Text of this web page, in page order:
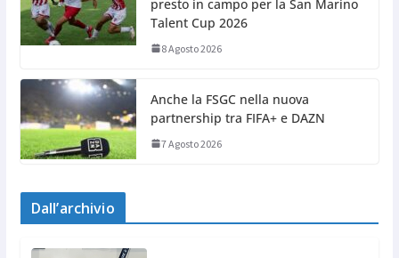
presto in campo per la San Marino
Talent Cup 2026
8 Agosto 2026
Anche la FSGC nella nuova
partnership tra FIFA+ e DAZN
7 Agosto 2026
Dall’archivio